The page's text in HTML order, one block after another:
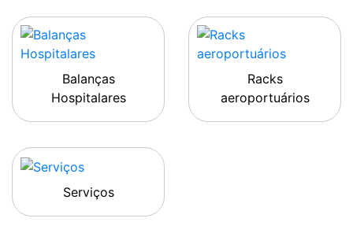
Balanças
Hospitalares
Racks
aeroportuários
Serviços